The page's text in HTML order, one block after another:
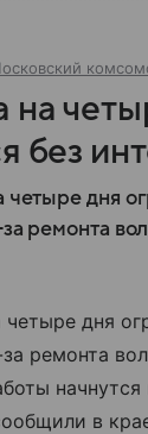
на
без
четыре дня
ремонта
дня
ремонта
начнутся
в